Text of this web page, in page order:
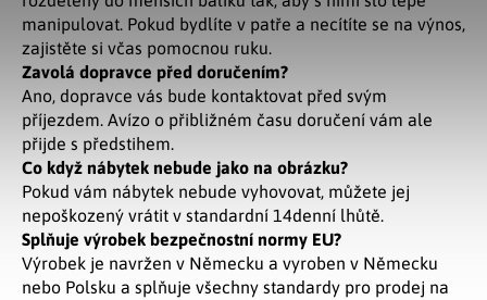
manipulovat. Pokud bydlíte v patře a necítíte se na výnos,
zajistěte si včas pomocnou ruku.
Zavolá dopravce před doručením?
Ano, dopravce vás bude kontaktovat před svým
příjezdem. Avízo o přibližném času doručení vám ale
přijde s předstihem.
Co když nábytek nebude jako na obrázku?
Pokud vám nábytek nebude vyhovovat, můžete jej
nepoškozený vrátit v standardní 14denní lhůtě.
Splňuje výrobek bezpečnostní normy EU?
Výrobek je navržen v Německu a vyroben v Německu
nebo Polsku a splňuje všechny standardy pro prodej na